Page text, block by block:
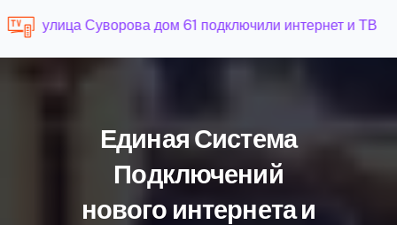
улица Суворова дом 61 подключили интернет и ТВ
Единая Система
Подключений
нового интернета и